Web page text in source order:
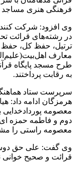
فرهنگی هنری مساجد
وی افزود: شرکت
در رشته‌های قرائت
معارف
طرح مسجد پایگاه
به رقابت پرداختند.
سرپرست ستاد
هرمزگان ادامه داد:
معصومه پوردادخدایی
دوم و فاطمه حمزه
معصومه راستی را
وی گفت: علی حق
قرائت و صحیح خوانی